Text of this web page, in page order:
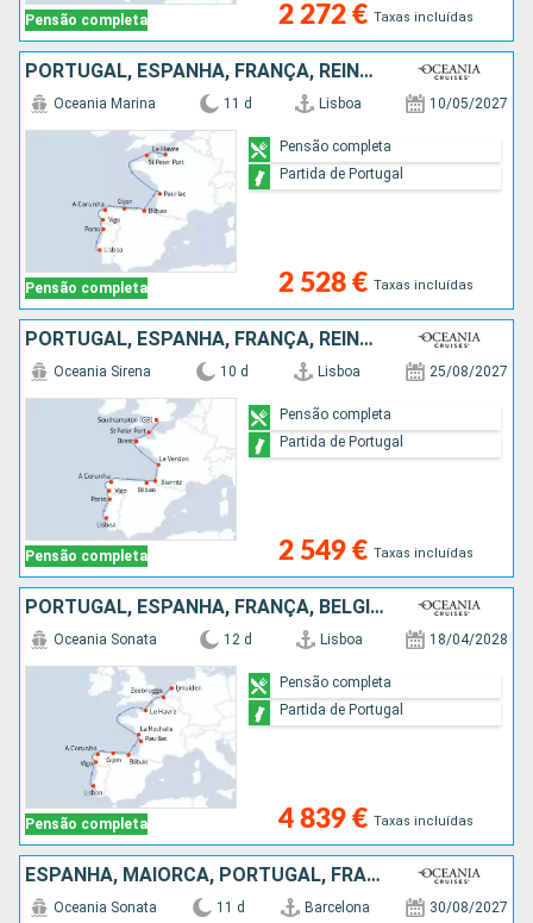
Pensão completa 2 272 € Taxas incluídas
PORTUGAL, ESPANHA, FRANÇA, REINO UNIDO
Pensão completa
Oceania Marina 11 d Lisboa 10/05/2027
2 528 € Taxas incluídas
Pensão completa
Partida de Portugal
PORTUGAL, ESPANHA, FRANÇA, REINO UNIDO
Pensão completa
Oceania Sirena 10 d Lisboa 25/08/2027
2 549 € Taxas incluídas
Pensão completa
Partida de Portugal
PORTUGAL, ESPANHA, FRANÇA, BÉLGICA, HOLANDA
Pensão completa
Oceania Sonata 12 d Lisboa 18/04/2028
4 839 € Taxas incluídas
Pensão completa
Partida de Portugal
ESPANHA, MAIORCA, PORTUGAL, FRANÇA, REINO UNIDO
Oceania Sonata 11 d Barcelona 30/08/2027